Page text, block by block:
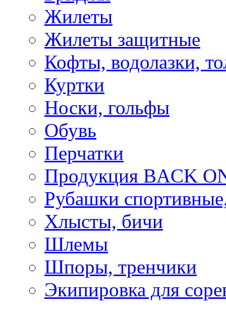
Жилеты
Жилеты защитные
Кофты, водолазки,
Куртки
Носки, гольфы
Обувь
Перчатки
Продукция BACK
Рубашки
Хлысты, бичи
Шлемы
Шпоры, тренчики
Экипировка для